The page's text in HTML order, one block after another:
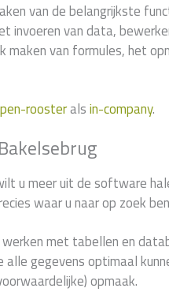
van de belangrijkste
invoeren van data,
maken van formules, het
roosteralsin-company.
u meer uit de software
waar u naar op zoek
met tabellen en
gegevens optimaal
opmaak.